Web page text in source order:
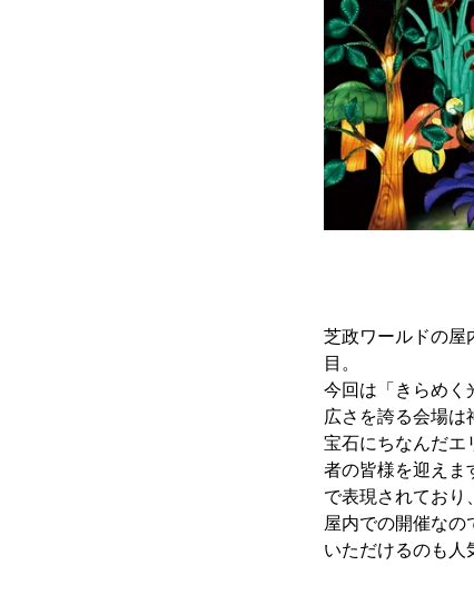
芝政ワールドの屋
目。
今回は「きらめく
広さを誇る会場は
宝石にちなんだエ
者の皆様を迎えま
で表現されており
屋内での開催な
いただけるのも人